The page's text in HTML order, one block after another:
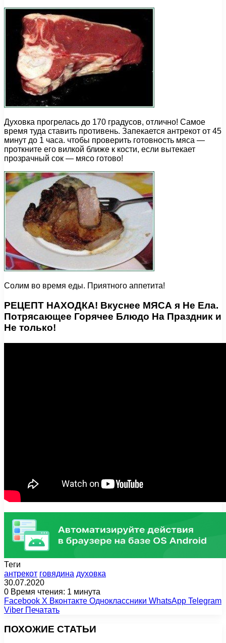
Духовка прогрелась до 170 градусов, отлично! Самое
время туда ставить противень. Запекается антрекот от 45
минут до 1 часа. чтобы проверить готовность мяса —
проткните его вилкой ближе к кости, если вытекает
прозрачный сок — мясо готово!
Солим во время еды. Приятного аппетита!
РЕЦЕПТ НАХОДКА! Вкуснее МЯСА я Не Ела.
Потрясающее Горячее Блюдо На Праздник и
Не только!
Теги
антрекот говядина духовка
30.07.2020
0 Время чтения: 1 минута
Facebook X Вконтакте Одноклассники WhatsApp Telegram
Viber Печатать
ПОХОЖИЕ СТАТЬИ